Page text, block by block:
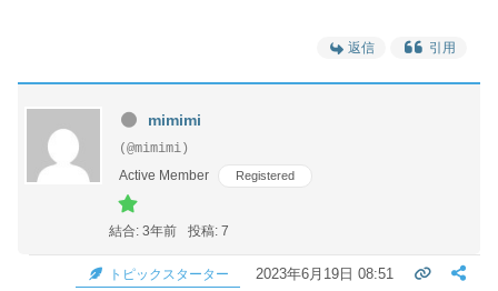
返信 引用
mimimi
(@mimimi)
Active Member
Registered
結合: 3年前 投稿: 7
トピックスターター 2023年6月19日 08:51